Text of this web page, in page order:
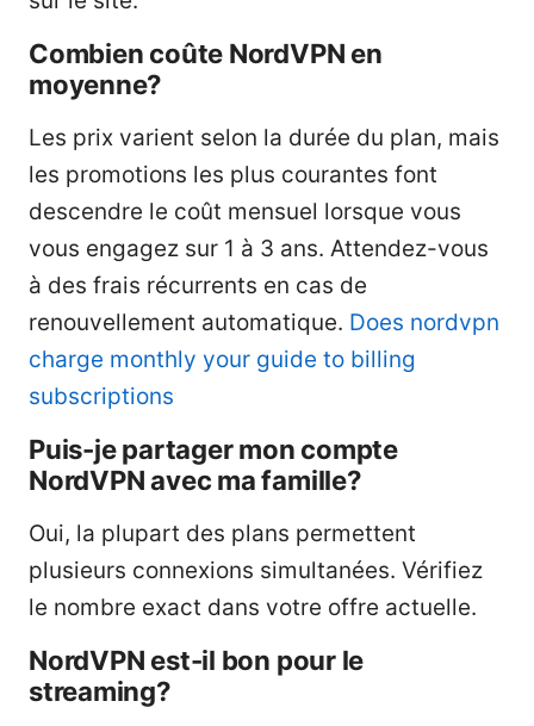
Combien coûte NordVPN en
moyenne?
Les prix varient selon la durée du plan, mais
les promotions les plus courantes font
descendre le coût mensuel lorsque vous
vous engagez sur 1 à 3 ans. Attendez-vous
à des frais récurrents en cas de
renouvellement automatique. Does nordvpn
charge monthly your guide to billing
subscriptions
Puis-je partager mon compte
NordVPN avec ma famille?
Oui, la plupart des plans permettent
plusieurs connexions simultanées. Vérifiez
le nombre exact dans votre offre actuelle.
NordVPN est-il bon pour le
streaming?